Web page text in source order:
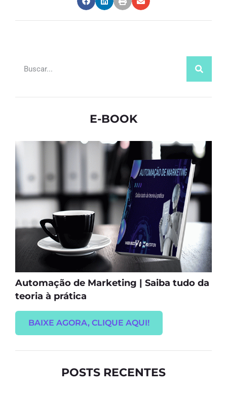
E-BOOK
Automação de Marketing | Saiba tudo da
teoria à prática
BAIXE AGORA, CLIQUE AQUI!
POSTS RECENTES